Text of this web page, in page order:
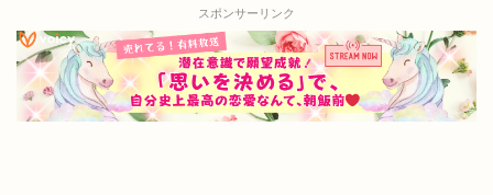
スポンサーリンク